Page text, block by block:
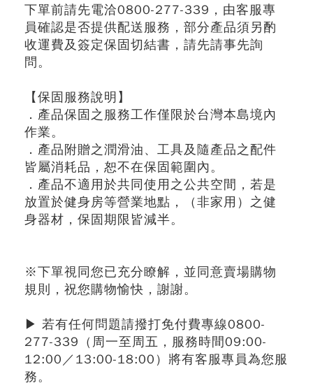
下單前請先電洽0800-277-339，由客服專
員確認是否提供配送服務，部分產品須另酌
收運費及簽定保固切結書，請先請事先詢
問。
【保固服務說明】
．產品保固之服務工作僅限於台灣本島境內
作業。
．產品附贈之潤滑油、工具及隨產品之配件
皆屬消耗品，恕不在保固範圍內。
．產品不適用於共同使用之公共空間，若是
放置於健身房等營業地點，（非家用）之健
身器材，保固期限皆減半。
※下單視同您已充分瞭解，並同意賣場購物
規則，祝您購物愉快，謝謝。
▶ 若有任何問題請撥打免付費專線0800-
277-339（周一至周五，服務時間09:00-
12:00／13:00-18:00）將有客服專員為您服
務。